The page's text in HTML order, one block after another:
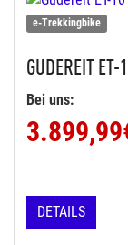
e-Trekkingbike
GUDEREITET-
Bei uns:
3.899,99
DETAILS